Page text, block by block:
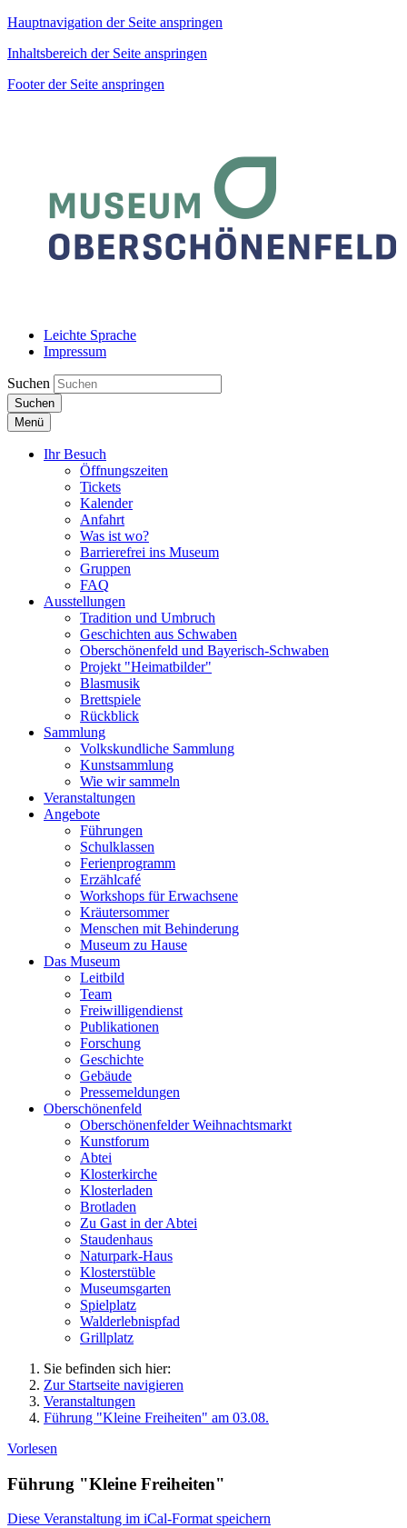
Hauptnavigation der Seite anspringen
Inhaltsbereich der Seite anspringen
Footer der Seite anspringen
Leichte Sprache
Impressum
Suchen
Suchen
Menü
Ihr Besuch
Öffnungszeiten
Tickets
Kalender
Anfahrt
Was ist wo?
Barrierefrei ins Museum
Gruppen
FAQ
Ausstellungen
Tradition und Umbruch
Geschichten aus Schwaben
Oberschönenfeld und Bayerisch-Schwaben
Projekt "Heimatbilder"
Blasmusik
Brettspiele
Rückblick
Sammlung
Volkskundliche Sammlung
Kunstsammlung
Wie wir sammeln
Veranstaltungen
Angebote
Führungen
Schulklassen
Ferienprogramm
Erzählcafé
Workshops für Erwachsene
Kräutersommer
Menschen mit Behinderung
Museum zu Hause
Das Museum
Leitbild
Team
Freiwilligendienst
Publikationen
Forschung
Geschichte
Gebäude
Pressemeldungen
Oberschönenfeld
Oberschönenfelder Weihnachtsmarkt
Kunstforum
Abtei
Klosterkirche
Klosterladen
Brotladen
Zu Gast in der Abtei
Staudenhaus
Naturpark-Haus
Klosterstüble
Museumsgarten
Spielplatz
Walderlebnispfad
Grillplatz
Sie befinden sich hier:
Zur Startseite navigieren
Veranstaltungen
Führung "Kleine Freiheiten" am 03.08.
Vorlesen
Führung "Kleine Freiheiten"
Diese Veranstaltung im iCal-Format speichern